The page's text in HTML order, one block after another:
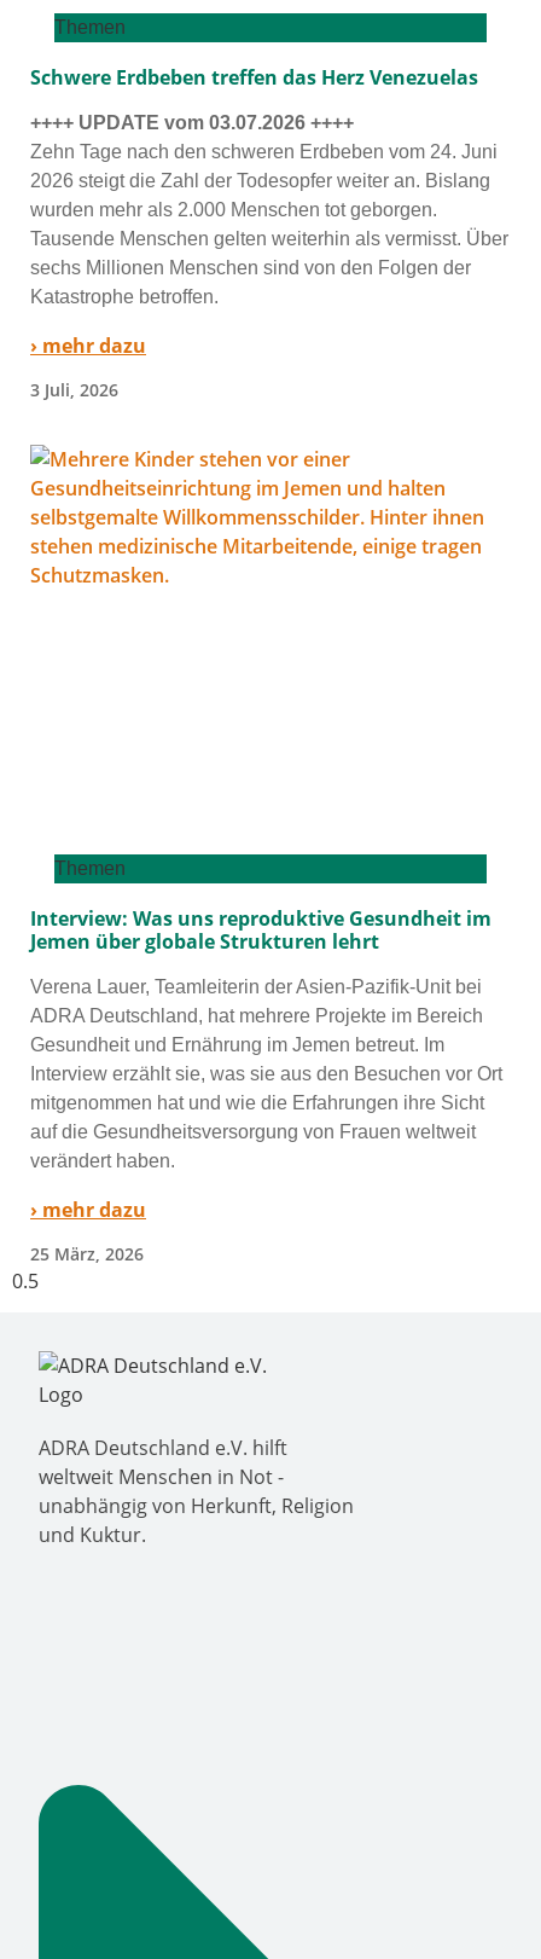
Themen
Schwere Erdbeben treffen das Herz Venezuelas
++++ UPDATE vom 03.07.2026 ++++
Zehn Tage nach den schwe­ren Erdbeben vom 24. Juni
2026 steigt die Zahl der Todesopfer wei­ter an. Bislang
wur­den mehr als 2.000 Menschen tot gebor­gen.
Tausende Menschen gel­ten wei­ter­hin als ver­misst. Über
sechs Millionen Menschen sind von den Folgen der
Katastrophe betrof­fen.
› mehr dazu
3 Juli, 2026
Themen
Interview: Was uns reproduktive Gesundheit im
Jemen über globale Strukturen lehrt
Verena Lauer, Teamleiterin der Asien-Pazifik-Unit bei
ADRA Deutschland, hat meh­re­re Projekte im Bereich
Gesundheit und Ernährung im Jemen betreut. Im
Interview erzählt sie, was sie aus den Besuchen vor Ort
mit­ge­nom­men hat und wie die Erfahrungen ihre Sicht
auf die Gesundheitsversorgung von Frauen welt­weit
ver­än­dert haben.
› mehr dazu
25 März, 2026
ADRA Deutschland e.V. hilft
weltweit Menschen in Not -
unabhängig von Herkunft, Religion
und Kuktur.